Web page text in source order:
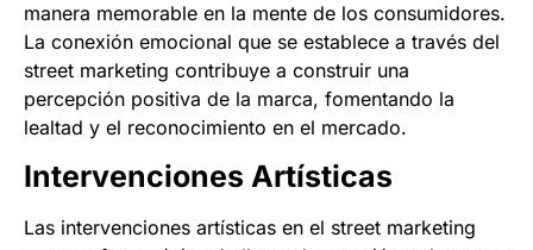
manera memorable en la mente de los consumidores.
La conexión emocional que se establece a través del
street marketing contribuye a construir una
percepción positiva de la marca, fomentando la
lealtad y el reconocimiento en el mercado.
Intervenciones Artísticas
Las intervenciones artísticas en el street marketing